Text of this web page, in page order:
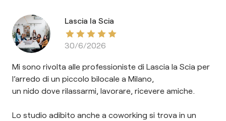
Lascia la Scia
30/6/2026
Mi sono rivolta alle professioniste di Lascia la Scia per
l’arredo di un piccolo bilocale a Milano,
un nido dove rilassarmi, lavorare, ricevere amiche.
Lo studio adibito anche a coworking si trova in un